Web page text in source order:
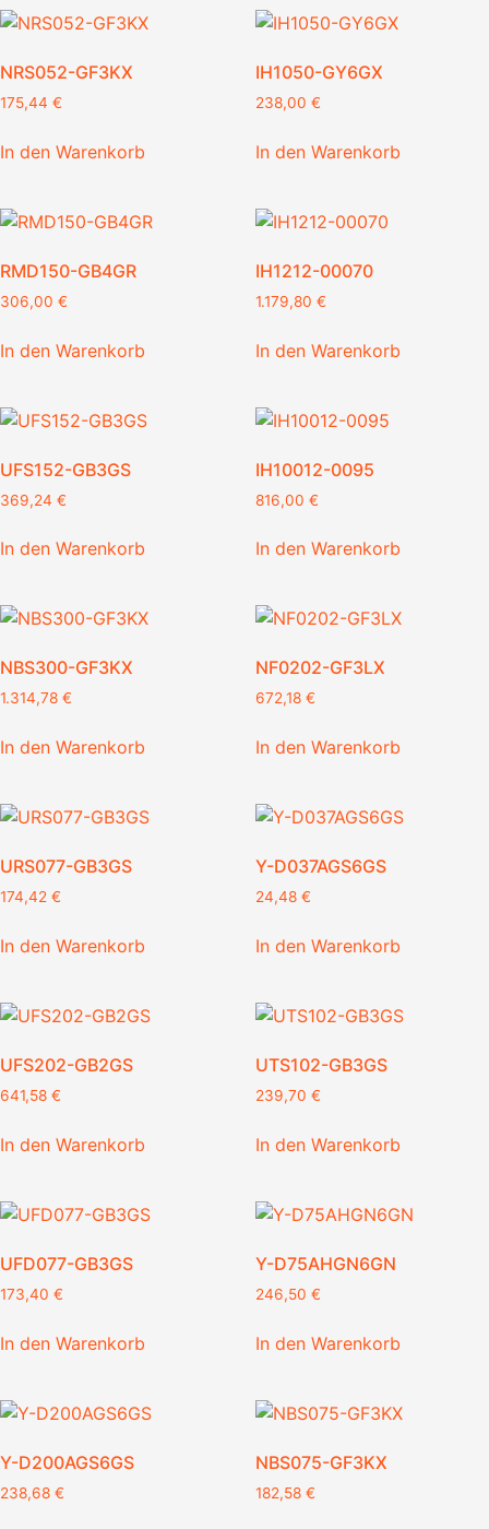
NRS052-GF3KX
175,44 €
In den Warenkorb
IH1050-GY6GX
238,00 €
In den Warenkorb
RMD150-GB4GR
306,00 €
In den Warenkorb
IH1212-00070
1.179,80 €
In den Warenkorb
UFS152-GB3GS
369,24 €
In den Warenkorb
IH10012-0095
816,00 €
In den Warenkorb
NBS300-GF3KX
1.314,78 €
In den Warenkorb
NF0202-GF3LX
672,18 €
In den Warenkorb
URS077-GB3GS
174,42 €
In den Warenkorb
Y-D037AGS6GS
24,48 €
In den Warenkorb
UFS202-GB2GS
641,58 €
In den Warenkorb
UTS102-GB3GS
239,70 €
In den Warenkorb
UFD077-GB3GS
173,40 €
In den Warenkorb
Y-D75AHGN6GN
246,50 €
In den Warenkorb
Y-D200AGS6GS
238,68 €
NBS075-GF3KX
182,58 €